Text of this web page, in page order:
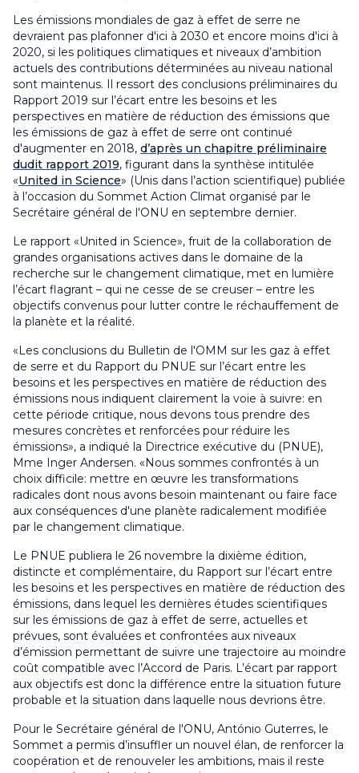
Les émissions mondiales de gaz à effet de serre ne
devraient pas plafonner d'ici à 2030 et encore moins d'ici à
2020, si les politiques climatiques et niveaux d’ambition
actuels des contributions déterminées au niveau national
sont maintenus. Il ressort des conclusions préliminaires du
Rapport 2019 sur l’écart entre les besoins et les
perspectives en matière de réduction des émissions que
les émissions de gaz à effet de serre ont continué
d'augmenter en 2018, d’après un chapitre préliminaire
dudit rapport 2019, figurant dans la synthèse intitulée
«United in Science» (Unis dans l’action scientifique) publiée
à l’occasion du Sommet Action Climat organisé par le
Secrétaire général de l'ONU en septembre dernier.
Le rapport «United in Science», fruit de la collaboration de
grandes organisations actives dans le domaine de la
recherche sur le changement climatique, met en lumière
l’écart flagrant – qui ne cesse de se creuser – entre les
objectifs convenus pour lutter contre le réchauffement de
la planète et la réalité.
«Les conclusions du Bulletin de l'OMM sur les gaz à effet
de serre et du Rapport du PNUE sur l’écart entre les
besoins et les perspectives en matière de réduction des
émissions nous indiquent clairement la voie à suivre: en
cette période critique, nous devons tous prendre des
mesures concrètes et renforcées pour réduire les
émissions», a indiqué la Directrice exécutive du (PNUE),
Mme Inger Andersen. «Nous sommes confrontés à un
choix difficile: mettre en œuvre les transformations
radicales dont nous avons besoin maintenant ou faire face
aux conséquences d'une planète radicalement modifiée
par le changement climatique.
Le PNUE publiera le 26 novembre la dixième édition,
distincte et complémentaire, du Rapport sur l’écart entre
les besoins et les perspectives en matière de réduction des
émissions, dans lequel les dernières études scientifiques
sur les émissions de gaz à effet de serre, actuelles et
prévues, sont évaluées et confrontées aux niveaux
d’émission permettant de suivre une trajectoire au moindre
coût compatible avec l’Accord de Paris. L’écart par rapport
aux objectifs est donc la différence entre la situation future
probable et la situation dans laquelle nous devrions être.
Pour le Secrétaire général de l'ONU, António Guterres, le
Sommet a permis d’insuffler un nouvel élan, de renforcer la
coopération et de renouveler les ambitions, mais il reste